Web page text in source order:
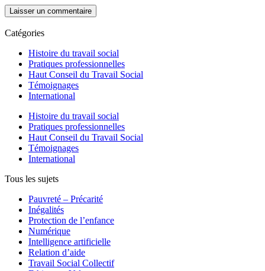
Catégories
Histoire du travail social
Pratiques professionnelles
Haut Conseil du Travail Social
Témoignages
International
Histoire du travail social
Pratiques professionnelles
Haut Conseil du Travail Social
Témoignages
International
Tous les sujets
Pauvreté – Précarité
Inégalités
Protection de l’enfance
Numérique
Intelligence artificielle
Relation d’aide
Travail Social Collectif